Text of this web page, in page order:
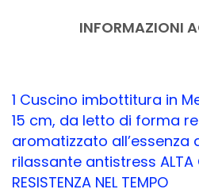
INFORMAZIONI
1 Cuscino imbottitura in
15 cm, da letto di forma
aromatizzato all’essenza
rilassante antistress ALTA
RESISTENZA NEL TEMPO